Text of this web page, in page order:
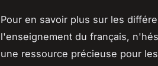
Pour en savoir plus sur les
l'enseignement du français,
une ressource précieuse pour